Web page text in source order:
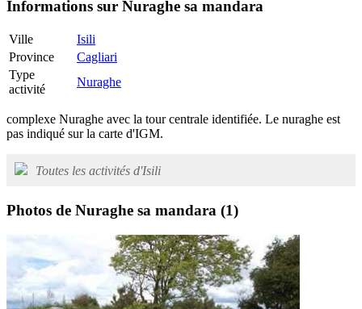
Informations sur Nuraghe sa mandara
Ville
Isili
Province
Cagliari
Type
activité
Nuraghe
complexe Nuraghe avec la tour centrale identifiée. Le nuraghe est
pas indiqué sur la carte d'IGM.
Toutes les activités d'Isili
Photos de Nuraghe sa mandara (1)